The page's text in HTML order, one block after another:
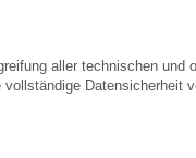
aller technischen
Datensicherheit